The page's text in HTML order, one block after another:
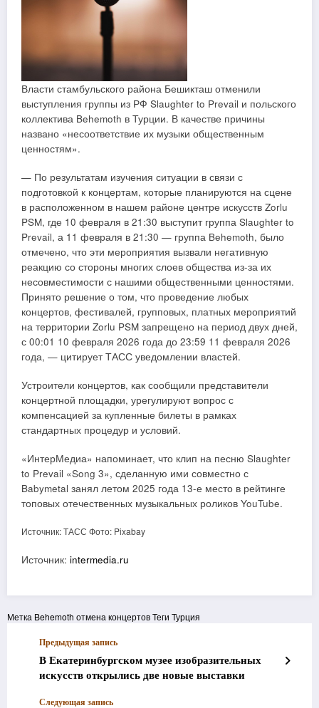
Власти стамбульского района Бешикташ отменили
выступления группы из РФ Slaughter to Prevail и польского
коллектива Behemoth в Турции. В качестве причины
названо «несоответствие их музыки общественным
ценностям».
— По результатам изучения ситуации в связи с
подготовкой к концертам, которые планируются на сцене
в расположенном в нашем районе центре искусств Zorlu
PSM, где 10 февраля в 21:30 выступит группа Slaughter to
Prevail, а 11 февраля в 21:30 — группа Behemoth, было
отмечено, что эти мероприятия вызвали негативную
реакцию со стороны многих слоев общества из-за их
несовместимости с нашими общественными ценностями.
Принято решение о том, что проведение любых
концертов, фестивалей, групповых, платных мероприятий
на территории Zorlu PSM запрещено на период двух дней,
с 00:01 10 февраля 2026 года до 23:59 11 февраля 2026
года, — цитирует ТАСС уведомлении властей.
Устроители концертов, как сообщили представители
концертной площадки, урегулируют вопрос с
компенсацией за купленные билеты в рамках
стандартных процедур и условий.
«ИнтерМедиа» напоминает, что клип на песню Slaughter
to Prevail «Song 3», сделанную ими совместно с
Babymetal занял летом 2025 года 13-е место в рейтинге
топовых отечественных музыкальных роликов YouTube.
Источник: ТАСС Фото: Pixabay
Источник: intermedia.ru
Метка Behemoth отмена концертовТеги Турция
Предыдущая запись
В Екатеринбургском музее изобразительных
искусств открылись две новые выставки
Следующая запись